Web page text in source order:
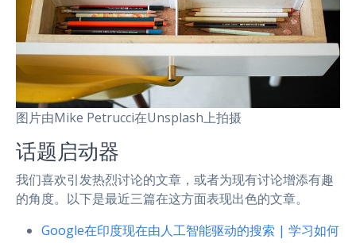
图片由Mike Petrucci在Unsplash上拍摄
话题启动器
我们喜欢引发热烈讨论的文章，或者为现有讨论增添有趣
的角度。以下是最近三篇在这方面表现出色的文章。
Google在印度现在由人工智能驱动的搜索 | 学习如何